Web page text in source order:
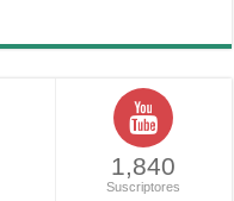
1,840
Suscriptores